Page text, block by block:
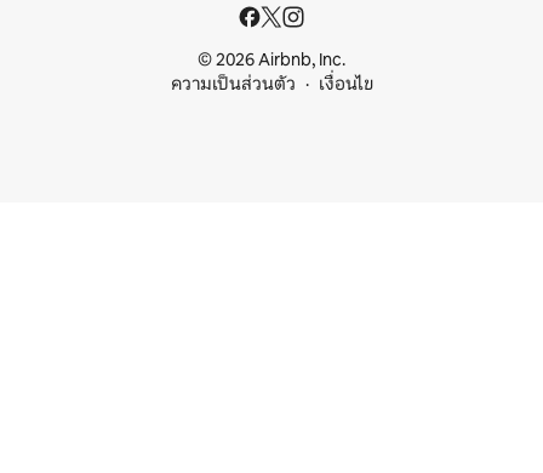
© 2026 Airbnb, Inc.
ความเป็นส่วนตัว
เงื่อนไข